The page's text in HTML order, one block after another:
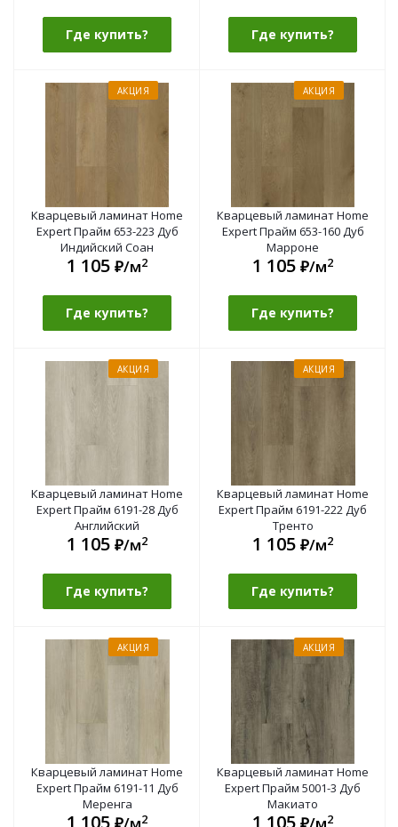
Где купить? Где купить?
АКЦИЯ
Кварцевый ламинат Home
Expert Прайм 653-223 Дуб
Индийский Соан
1 105 ₽/м2
Где купить?
АКЦИЯ
Кварцевый ламинат Home
Expert Прайм 653-160 Дуб
Марроне
1 105 ₽/м2
Где купить?
АКЦИЯ
Кварцевый ламинат Home
Expert Прайм 6191-28 Дуб
Английский
1 105 ₽/м2
Где купить?
АКЦИЯ
Кварцевый ламинат Home
Expert Прайм 6191-222 Дуб
Тренто
1 105 ₽/м2
Где купить?
АКЦИЯ
Кварцевый ламинат Home
Expert Прайм 6191-11 Дуб
Меренга
1 105 2
АКЦИЯ
Кварцевый ламинат Home
Expert Прайм 5001-3 Дуб
Макиато
1 105 2